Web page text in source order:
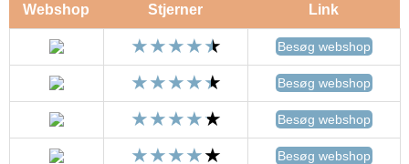
Webshop Stjerner Link
Besøg webshop
Besøg webshop
Besøg webshop
Besøg webshop